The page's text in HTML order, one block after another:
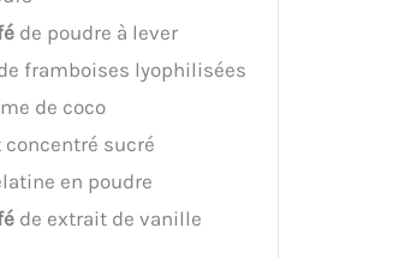
de poudre à lever
framboises lyophilisées
de coco
concentré sucré
en poudre
de extrait de vanille